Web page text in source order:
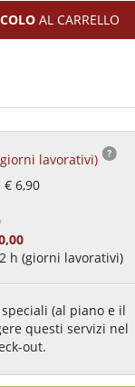
AL CARRELLO
lavorativi)
6,90
h (giorni lavorativi)
(al piano e il
questi servizi nel
out.